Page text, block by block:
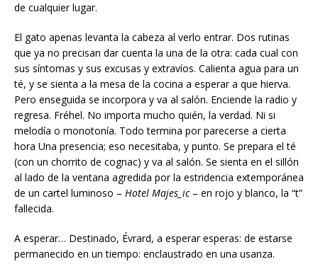
de cualquier lugar.
El gato apenas levanta la cabeza al verlo entrar. Dos rutinas
que ya no precisan dar cuenta la una de la otra: cada cual con
sus síntomas y sus excusas y extravíos. Calienta agua para un
té, y se sienta a la mesa de la cocina a esperar a que hierva.
Pero enseguida se incorpora y va al salón. Enciende la radio y
regresa. Fréhel. No importa mucho quién, la verdad. Ni si
melodía o monotonía. Todo termina por parecerse a cierta
hora Una presencia; eso necesitaba, y punto. Se prepara el té
(con un chorrito de cognac) y va al salón. Se sienta en el sillón
al lado de la ventana agredida por la estridencia extemporánea
de un cartel luminoso – Hotel Majes_ic– en rojo y blanco, la “t”
fallecida.
A esperar… Destinado, Évrard, a esperar esperas: de estarse
permanecido en un tiempo: enclaustrado en una usanza.